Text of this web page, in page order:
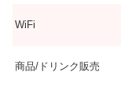
WiFi
商品/ドリンク販売